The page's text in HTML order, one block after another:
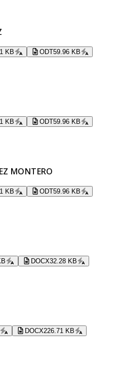
KB ODT59.96 KB
KB ODT59.96 KB
MONTERO
KB ODT59.96 KB
DOCX32.28 KB
DOCX226.71 KB